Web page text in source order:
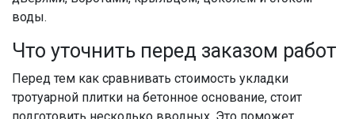
воды.
Что уточнить перед заказом работ
Перед тем как сравнивать стоимость укладки
тротуарной плитки на бетонное основание, стоит